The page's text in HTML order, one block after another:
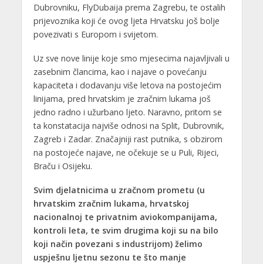
Dubrovniku, FlyDubaija prema Zagrebu, te ostalih
prijevoznika koji će ovog ljeta Hrvatsku još bolje
povezivati s Europom i svijetom.
Uz sve nove linije koje smo mjesecima najavljivali u
zasebnim člancima, kao i najave o povećanju
kapaciteta i dodavanju više letova na postojećim
linijama, pred hrvatskim je zračnim lukama još
jedno radno i užurbano ljeto. Naravno, pritom se
ta konstatacija najviše odnosi na Split, Dubrovnik,
Zagreb i Zadar. Značajniji rast putnika, s obzirom
na postojeće najave, ne očekuje se u Puli, Rijeci,
Braču i Osijeku.
Svim djelatnicima u zračnom prometu (u
hrvatskim zračnim lukama, hrvatskoj
nacionalnoj te privatnim aviokompanijama,
kontroli leta, te svim drugima koji su na bilo
koji način povezani s industrijom) želimo
uspješnu ljetnu sezonu te što manje